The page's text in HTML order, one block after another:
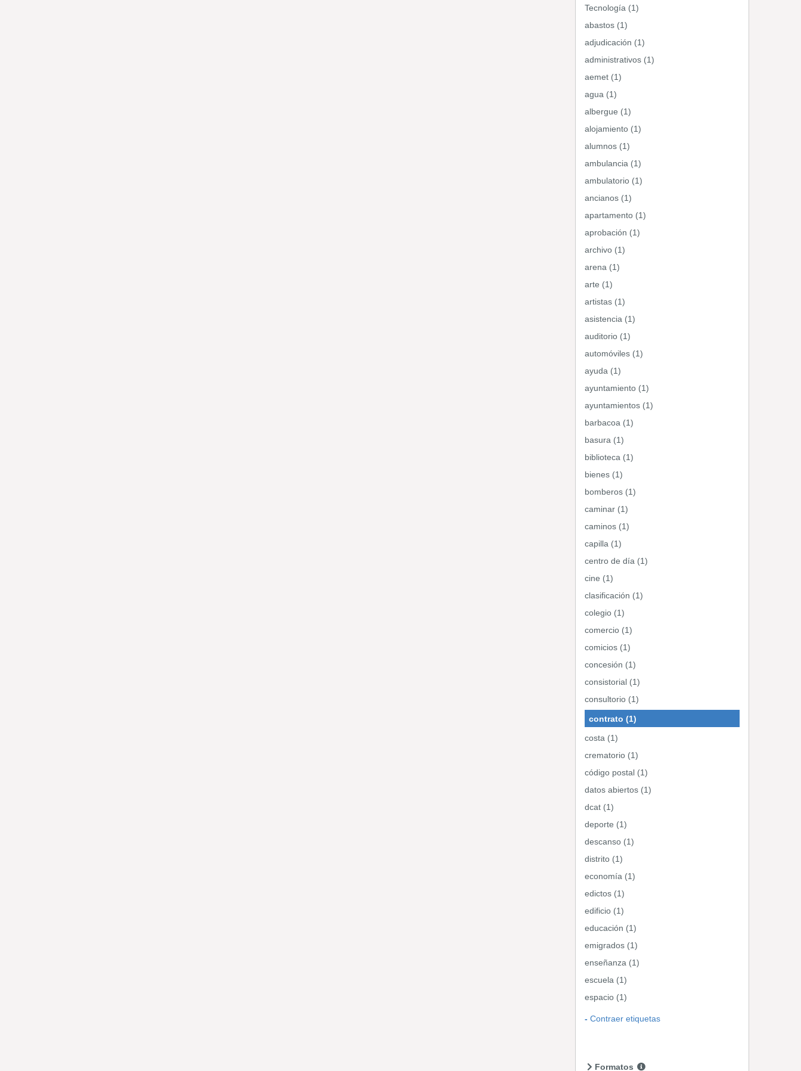
Tecnología (1)
abastos (1)
adjudicación (1)
administrativos (1)
aemet (1)
agua (1)
albergue (1)
alojamiento (1)
alumnos (1)
ambulancia (1)
ambulatorio (1)
ancianos (1)
apartamento (1)
aprobación (1)
archivo (1)
arena (1)
arte (1)
artistas (1)
asistencia (1)
auditorio (1)
automóviles (1)
ayuda (1)
ayuntamiento (1)
ayuntamientos (1)
barbacoa (1)
basura (1)
biblioteca (1)
bienes (1)
bomberos (1)
caminar (1)
caminos (1)
capilla (1)
centro de día (1)
cine (1)
clasificación (1)
colegio (1)
comercio (1)
comicios (1)
concesión (1)
consistorial (1)
consultorio (1)
contrato (1)
costa (1)
crematorio (1)
código postal (1)
datos abiertos (1)
dcat (1)
deporte (1)
descanso (1)
distrito (1)
economía (1)
edictos (1)
edificio (1)
educación (1)
emigrados (1)
enseñanza (1)
escuela (1)
espacio (1)
Contraer etiquetas
Formatos